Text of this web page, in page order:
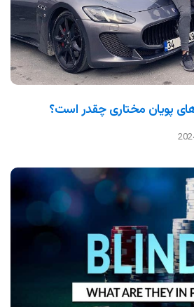
پویان مختاری چقدر است؟